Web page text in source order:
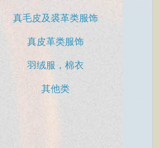
真毛皮及裘革类服饰
真皮革类服饰
羽绒服，棉衣
其他类